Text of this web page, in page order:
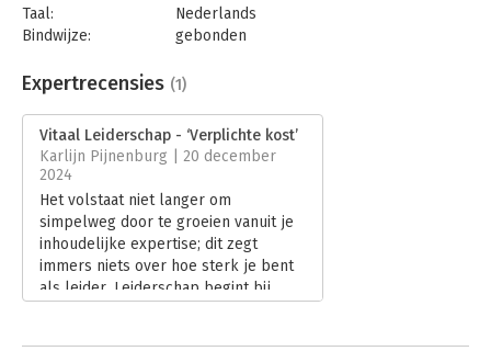
Taal:
Nederlands
Bindwijze:
gebonden
Uitgever:
Vitae
Verschijningsdatum:
17-10-2024
Hoofdrubriek: Leiderschap
Expertrecensies (1)
Vitaal Leiderschap - ‘Verplichte kost’
Karlijn Pijnenburg | 20 december
2024
Het volstaat niet langer om
simpelweg door te groeien vanuit je
inhoudelijke expertise; dit zegt
immers niets over hoe sterk je bent
als leider. Leiderschap begint bij